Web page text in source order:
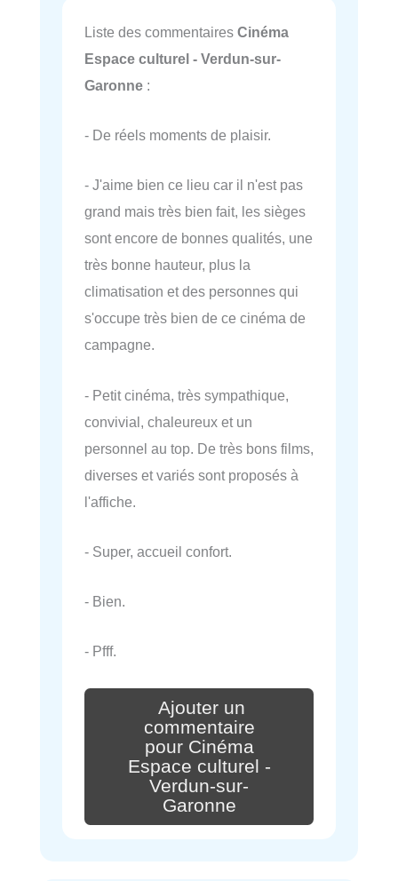
Liste des commentaires Cinéma
Espace culturel - Verdun-sur-
Garonne :
- De réels moments de plaisir.
- J'aime bien ce lieu car il n'est pas
grand mais très bien fait, les sièges
sont encore de bonnes qualités, une
très bonne hauteur, plus la
climatisation et des personnes qui
s'occupe très bien de ce cinéma de
campagne.
- Petit cinéma, très sympathique,
convivial, chaleureux et un
personnel au top. De très bons films,
diverses et variés sont proposés à
l'affiche.
- Super, accueil confort.
- Bien.
- Pfff.
Ajouter un
commentaire
pour Cinéma
Espace culturel -
Verdun-sur-
Garonne